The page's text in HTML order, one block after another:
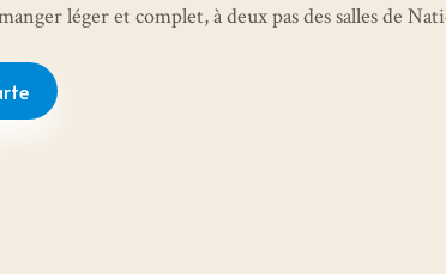
léger et complet, à deux pas des salles de